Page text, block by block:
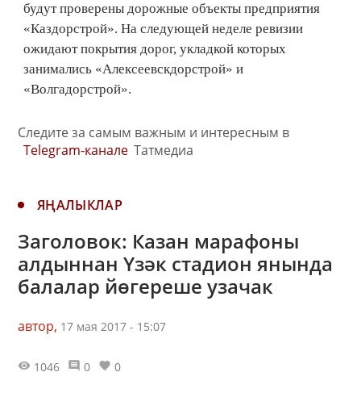
будут проверены дорожные объекты предприятия
«Каздорстрой». На следующей неделе ревизии
ожидают покрытия дорог, укладкой которых
занимались «Алексеевскдорстрой» и
«Волгадорстрой».
Следите за самым важным и интересным в
Telegram-канале Татмедиа
ЯҢАЛЫКЛАР
Заголовок: Казан марафоны
алдыннан Үзәк стадион янында
балалар йөгереше узачак
автор, 17 мая 2017 - 15:07
1046 0 0